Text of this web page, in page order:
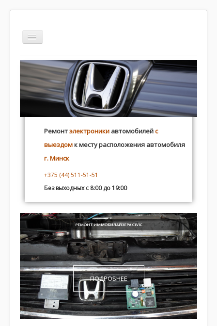
TPL_WHITEANDRED_TOGGLE_MENU
autoelectric.by
Контакты
Программирование
Плохой ремонт
Распиновка
Ремонтэлектроники автомобилейс
выездомк месту расположения автомобиля
г. Минск
+375 (44) 511-51-51
Без выходных с 8:00 до 19:00
РЕМОНТ ИММОБИЛАЙЗЕРА CIVIC
ПОДРОБНЕЕ